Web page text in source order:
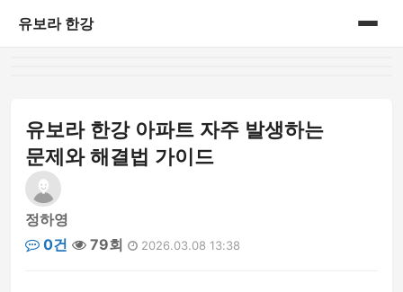
유보라 한강
유보라 한강 아파트 자주 발생하는
문제와 해결법 가이드
정하영
0건
79회 2026.03.08 13:38